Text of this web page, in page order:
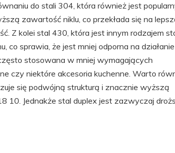
do stali 304, która również jest
zawartość niklu, co przekłada się na
Z kolei stal 430, która jest innym rodzajem
co sprawia, że jest mniej odporna na działanie
stosowana w mniej wymagających
czy niektóre akcesoria kuchenne. Warto
się podwójną strukturą i znacznie wyższą
10. Jednakże stal duplex jest zazwyczaj